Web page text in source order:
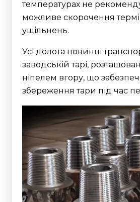
температурах не
можливе скорочення
ущільнень.
Усі долота повинні
заводській тарі,
ніпелем вгору, що
збереження тари під час